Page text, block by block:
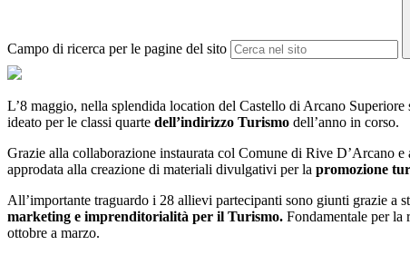
Campo di ricerca per le pagine del sito
L’8 maggio, nella splendida location del Castello di Arcano
ideato per le classi quarte dell’indirizzo Turismo dell’anno in corso.
Grazie alla collaborazione instaurata col Comune di Rive D’Arcano
approdata alla creazione di materiali divulgativi per la promozione
All’importante traguardo i 28 allievi partecipanti sono giunti grazie a
marketing e imprenditorialità per il Turismo. Fondamentale per la
ottobre a marzo.